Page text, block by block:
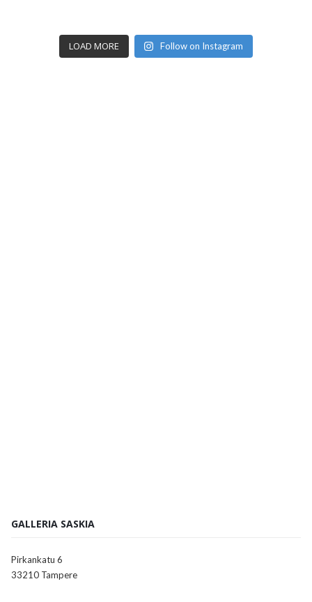
LOAD MORE Follow on Instagram
GALLERIA SASKIA
Pirkankatu 6
33210 Tampere